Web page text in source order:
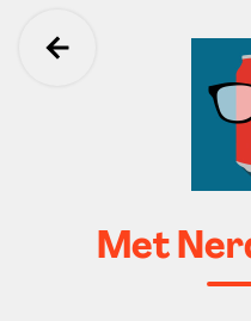
Ga terug
Met